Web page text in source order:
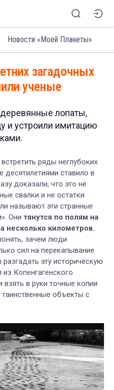
Новости «Моей Планеты»
загадочных
ученые
лопаты,
и устроили имитацию
ряды неглубоких
десятилетиями ставило в
доказали, что это не
свалки и не остатки
называют эти странные
Они тянутся по полям на
несколько километров.
зачем люди
сил на перекапывание
эту историческую
Копенгагенского
взять в руки точные копии
объекты с